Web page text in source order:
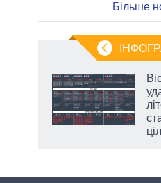
Більше